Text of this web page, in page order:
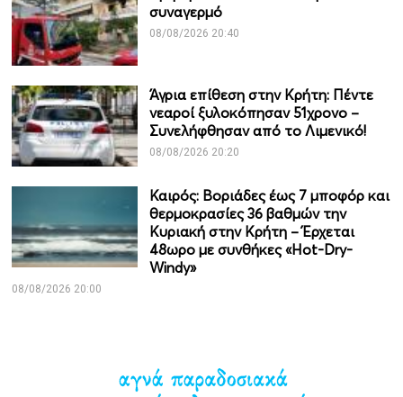
συναγερμό
08/08/2026 20:40
Άγρια επίθεση στην Κρήτη: Πέντε
νεαροί ξυλοκόπησαν 51χρονο –
Συνελήφθησαν από το Λιμενικό!
08/08/2026 20:20
Καιρός: Βοριάδες έως 7 μποφόρ και
θερμοκρασίες 36 βαθμών την
Κυριακή στην Κρήτη – Έρχεται
48ωρο με συνθήκες «Hot-Dry-
Windy»
08/08/2026 20:00